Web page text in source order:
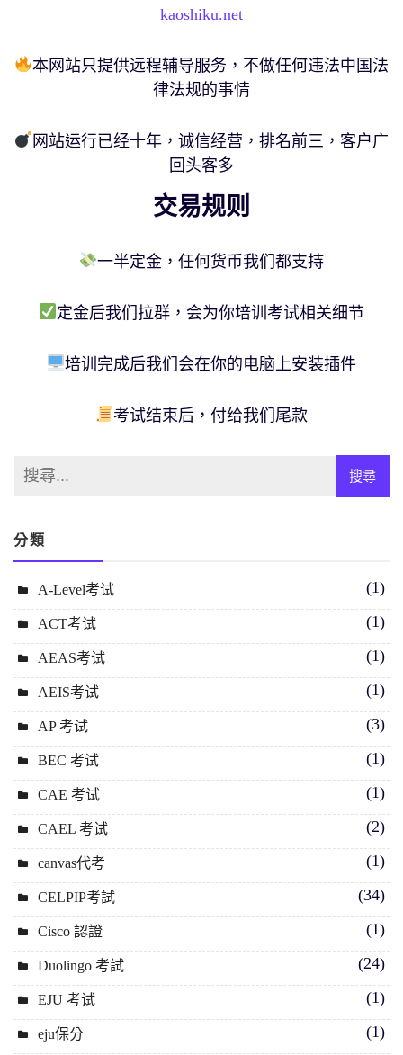
kaoshiku.net
本网站只提供远程辅导服务，不做任何违法中国法
律法规的事情
网站运行已经十年，诚信经营，排名前三，客户广
回头客多
交易规则
一半定金，任何货币我们都支持
定金后我们拉群，会为你培训考试相关细节
培训完成后我们会在你的电脑上安装插件
考试结束后，付给我们尾款
分類
A-Level考试 (1)
ACT考试 (1)
AEAS考试 (1)
AEIS考试 (1)
AP 考试 (3)
BEC 考试 (1)
CAE 考试 (1)
CAEL 考试 (2)
canvas代考 (1)
CELPIP考試 (34)
Cisco 認證 (1)
Duolingo 考試 (24)
EJU 考试 (1)
eju保分 (1)